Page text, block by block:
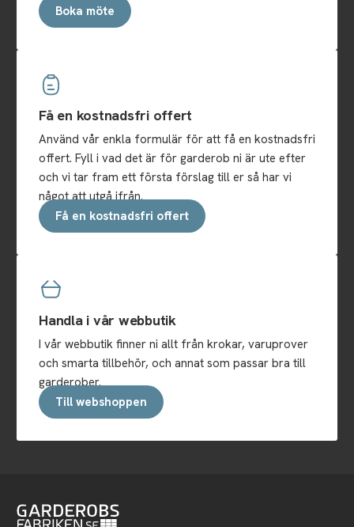
Boka möte
Få en kostnadsfri offert
Använd vår enkla formulär för att få en kostnadsfri
offert. Fyll i vad det är för garderob ni är ute efter
och vi tar fram ett första förslag till er så har vi
något att utgå ifrån.
Få en kostnadsfri offert
Handla i vår webbutik
I vår webbutik finner ni allt från krokar, varuprover
och smarta tillbehör, och annat som passar bra till
garderober.
Till webshoppen